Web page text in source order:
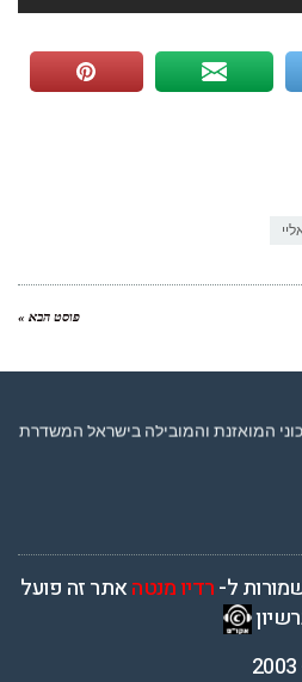
פוסט הבא »
המואזנת והמובילה בישראל המשדרת
רדיו מנטהאתר זה פועל